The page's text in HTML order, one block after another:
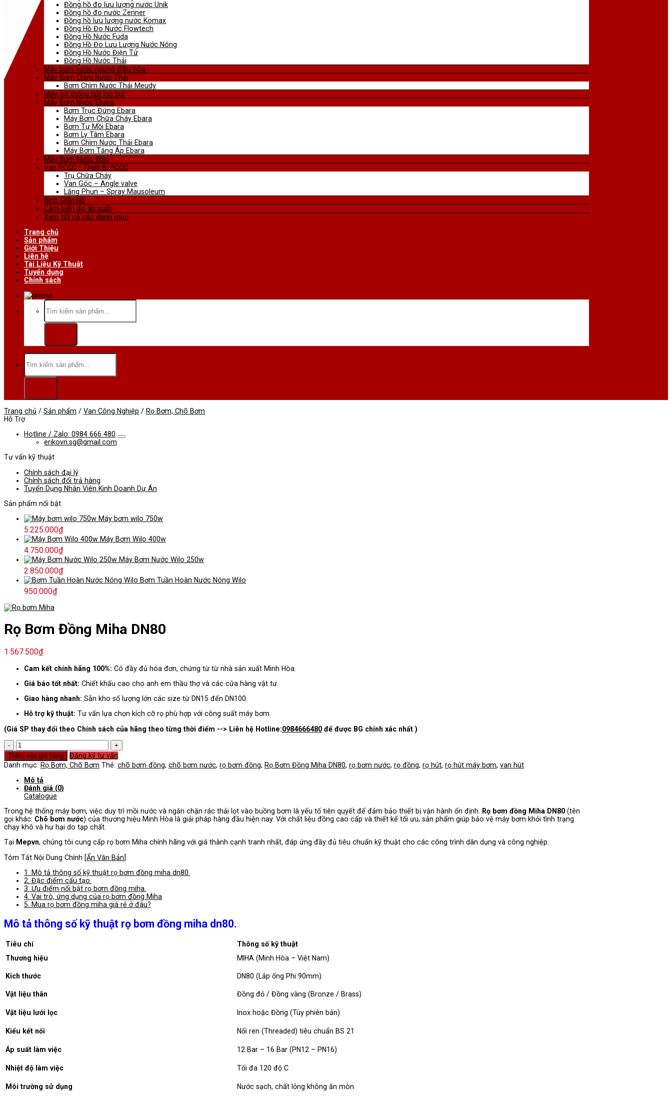
Đồng hồ đo lưu lượng nước Unik
Đồng hồ đo nước Zenner
Đồng hồ lưu lượng nước Komax
Đồng Hồ Đo Nước Flowtech
Đồng Hồ Nước Fuda
Đồng Hồ Đo Lưu Lượng Nước Nóng
Đồng Hồ Nước Điện Tử
Đồng Hồ Nước Thải
Máy bơm nước ngưng điều hòa
Máy Bơm Chìm Nước Thải
Bơm Chìm Nước Thải Meudy
Máy, hệ thống hút lọc bụi
Máy Bơm Nước Ebara
Bơm Trục Đứng Ebara
Máy Bơm Chữa Cháy Ebara
Bơm Tự Mồi Ebara
Bơm Ly Tâm Ebara
Bơm Chìm Nước Thải Ebara
Máy Bơm Tăng Áp Ebara
Máy Bơm Nước Wilo
Van PCCC / Thiết Bị PCCC
Trụ Chữa Cháy
Van Góc – Angle valve
Lăng Phun – Spray Mausoleum
Bình Giãn Nở
Cảm biến đo áp suất
Xem tất cả các danh mục
Trang chủ
Sản phẩm
Giới Thiệu
Liên hệ
Tài Liệu Kỹ Thuật
Tuyển dụng
Chính sách
Tìm
kiếm:
Tìm
kiếm:
Trang chủ / Sản phẩm / Van Công Nghiệp / Rọ Bơm, Chõ Bơm
Hỗ Trợ
Hotline / Zalo: 0984 666 480
erikovn.sg@gmail.com
Tư vấn kỹ thuật
Chính sách đại lý
Chính sách đổi trả hàng
Tuyển Dụng Nhân Viên Kinh Doanh Dự Án
Sản phẩm nổi bật
Máy bơm wilo 750w
5.225.000₫
Máy Bơm Wilo 400w
4.750.000₫
Máy Bơm Nước Wilo 250w
2.850.000₫
Bơm Tuần Hoàn Nước Nóng Wilo
950.000₫
Rọ Bơm Đồng Miha DN80
1.567.500₫
Cam kết chính hãng 100%: Có đầy đủ hóa đơn, chứng từ từ nhà sản xuất Minh Hòa.
Giá báo tốt nhất: Chiết khấu cao cho anh em thầu thợ và các cửa hàng vật tư.
Giao hàng nhanh: Sẵn kho số lượng lớn các size từ DN15 đến DN100.
Hỗ trợ kỹ thuật: Tư vấn lựa chọn kích cỡ rọ phù hợp với công suất máy bơm.
(Giá SP thay đổi theo Chính sách của hãng theo từng thời điểm --> Liên hệ Hotline:0984666480 để được BG chính xác nhất )
Rọ
Bơm
Đồng
Miha
DN80
số
lượng
Thêm vào giỏ hàng
Đăng ký tư vấn
Danh mục: Rọ Bơm, Chõ Bơm Thẻ: chõ bơm đồng, chõ bơm nước, rọ bơm đồng, Rọ Bơm Đồng Miha DN80, rọ bơm nước, rọ đồng, rọ hút, rọ hút máy bơm, van hút
Mô tả
Đánh giá (0)
Catalogue
Trong hệ thống máy bơm, việc duy trì mồi nước và ngăn chặn rác thải lọt vào buồng bơm là yếu tố tiên quyết để đảm bảo thiết bị vận hành ổn định. Rọ bơm đồng Miha DN80 (tên
gọi khác: Chõ bơm nước) của thương hiệu Minh Hòa là giải pháp hàng đầu hiện nay. Với chất liệu đồng cao cấp và thiết kế tối ưu, sản phẩm giúp bảo vệ máy bơm khỏi tình trạng
chạy khô và hư hại do tạp chất.
Tại Mepvn, chúng tôi cung cấp rọ bơm Miha chính hãng với giá thành cạnh tranh nhất, đáp ứng đầy đủ tiêu chuẩn kỹ thuật cho các công trình dân dụng và công nghiệp.
Tóm Tắt Nội Dung Chính [Ẩn Văn Bản]
1.
Mô tả thông số kỹ thuật rọ bơm đồng miha dn80.
2. Đặc điểm cấu tạo.
3. Ưu điểm nổi bật rọ bơm đồng miha.
4. Vai trò, ứng dụng của rọ bơm đồng Miha
5. Mua rọ bơm đồng miha giá rẻ ở đâu?
Mô tả thông số kỹ thuật rọ bơm đồng miha dn80.
Tiêu chí
Thông số kỹ thuật
Thương hiệu
MIHA (Minh Hòa – Việt Nam)
Kích thước DN80 (Lắp ống Phi 90mm)
Vật liệu thân Đồng đỏ / Đồng vàng (Bronze / Brass)
Vật liệu lưới lọc Inox hoặc Đồng (Tùy phiên bản)
Kiểu kết nối Nối ren (Threaded) tiêu chuẩn BS 21
Áp suất làm việc 12 Bar – 16 Bar (PN12 – PN16)
Nhiệt độ làm việc Tối đa 120 độ C
Môi trường sử dụng Nước sạch, chất lỏng không ăn mòn